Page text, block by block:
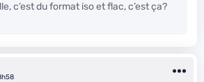
c’est du format iso et flac, c’est ça?